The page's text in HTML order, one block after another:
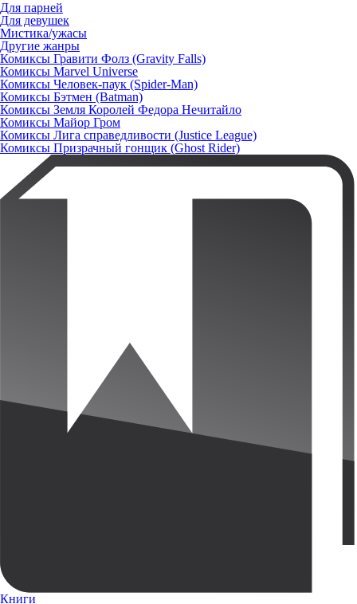
Для парней
Для девушек
Мистика/ужасы
Другие жанры
Комиксы Гравити Фолз (Gravity Falls)
Комиксы Marvel Universe
Комиксы Человек-паук (Spider-Man)
Комиксы Бэтмен (Batman)
Комиксы Земля Королей Федора Нечитайло
Комиксы Майор Гром
Комиксы Лига справедливости (Justice League)
Комиксы Призрачный гонщик (Ghost Rider)
Книги